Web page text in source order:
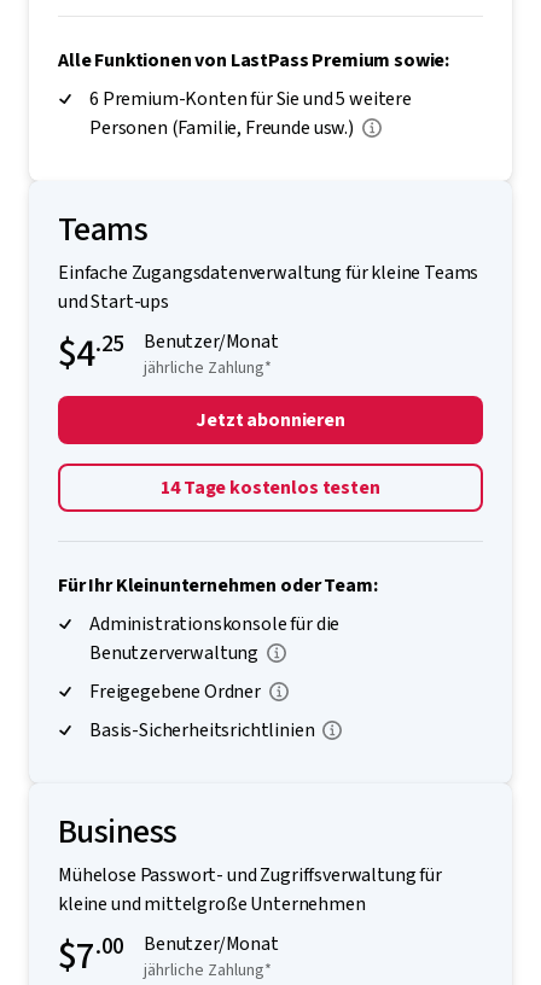
Alle Funktionen von LastPass Premium sowie:
6 Premium-Konten für Sie und 5 weitere
Personen (Familie, Freunde usw.)
Teams
Einfache Zugangsdatenverwaltung für kleine Teams
und Start-ups
$4.25 Benutzer/Monat
jährliche Zahlung*
Jetzt abonnieren
14 Tage kostenlos testen
Für Ihr Kleinunternehmen oder Team:
Administrationskonsole für die
Benutzerverwaltung
Freigegebene Ordner
Basis-Sicherheitsrichtlinien
Business
Mühelose Passwort- und Zugriffsverwaltung für
kleine und mittelgroße Unternehmen
$7.00 Benutzer/Monat
jährliche Zahlung*